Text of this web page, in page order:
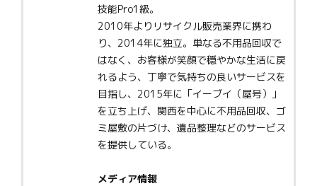
技能Pro1級。
2010年よりリサイクル販売業界に携わ
り、2014年に独立。単なる不用品回収で
はなく、お客様が笑顔で穏やかな生活に戻
れるよう、丁寧で気持ちの良いサービスを
目指し、2015年に「イーブイ（屋号）」
を立ち上げ、関西を中心に不用品回収、ゴ
ミ屋敷の片づけ、遺品整理などのサービス
を提供している。
メディア情報